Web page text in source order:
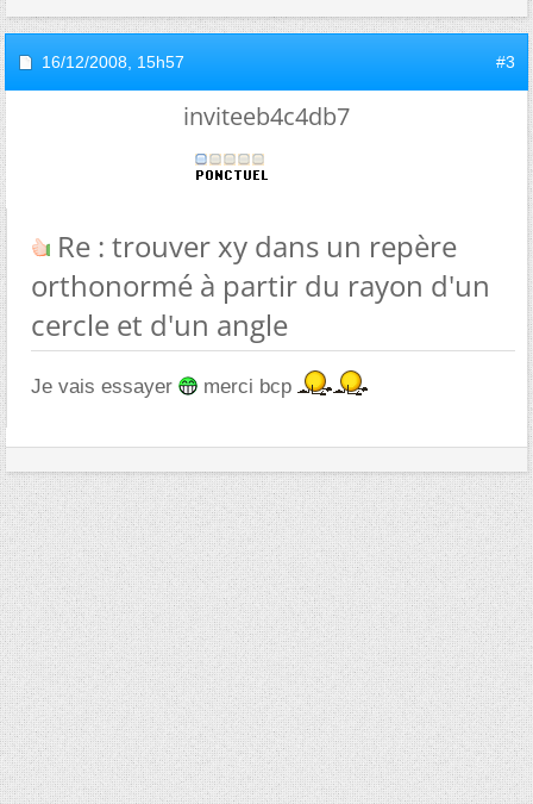
16/12/2008, 15h57 #3
inviteeb4c4db7
Re : trouver xy dans un repère
orthonormé à partir du rayon d'un
cercle et d'un angle
Je vais essayer merci bcp